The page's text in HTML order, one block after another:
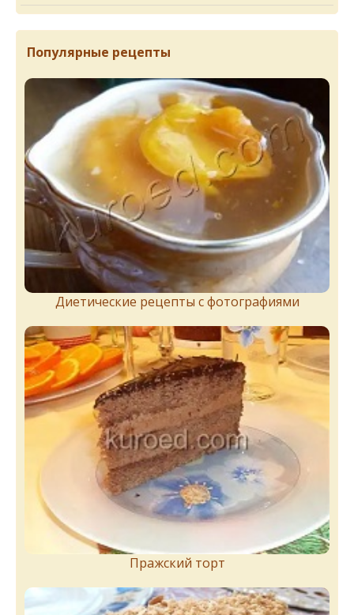
Популярные рецепты
Диетические рецепты с фотографиями
Пражский торт